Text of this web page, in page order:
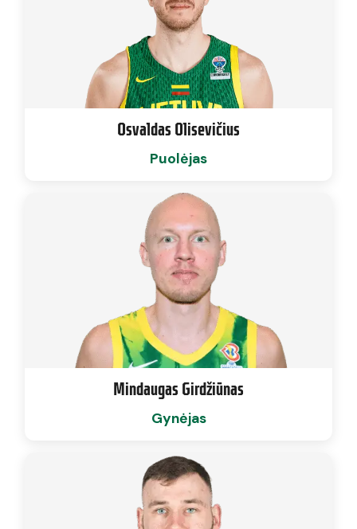
Osvaldas Olisevičius
Puolėjas
Mindaugas Girdžiūnas
Gynėjas